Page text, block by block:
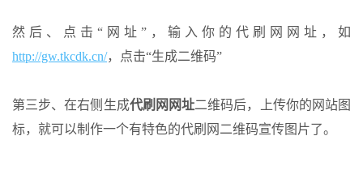
然后、点击“网址”，输入你的代刷网网址，如
http://gw.tkcdk.cn/，点击“生成二维码”
第三步、在右侧生成代刷网网址二维码后，上传你的网站图
标，就可以制作一个有特色的代刷网二维码宣传图片了。